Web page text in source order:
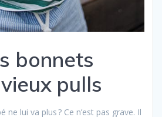
bonnets
pulls
ne lui va plus ? Ce n’est pas grave. Il